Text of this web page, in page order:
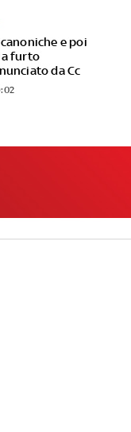
e poi
furto
da Cc